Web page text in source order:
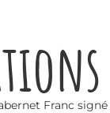
Franc signé